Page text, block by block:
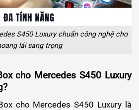
S450 Luxury chuẩn công nghệ cho
lái sang trọng
cho Mercedes S450 Luxury
cho Mercedes S450 Luxury là